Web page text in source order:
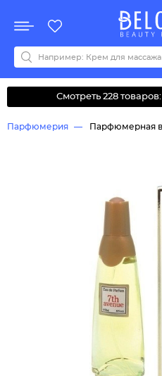
Все бренды
0-9ABCDEFGHIJKLMNOPQRST
Смотреть 228
Парфюмерия Парфюмерная